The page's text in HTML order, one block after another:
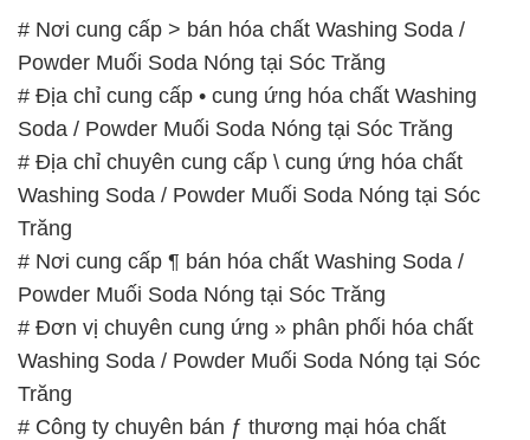
# Nơi cung cấp > bán hóa chất Washing Soda /
Powder Muối Soda Nóng tại Sóc Trăng
# Địa chỉ cung cấp • cung ứng hóa chất Washing
Soda / Powder Muối Soda Nóng tại Sóc Trăng
# Địa chỉ chuyên cung cấp \ cung ứng hóa chất
Washing Soda / Powder Muối Soda Nóng tại Sóc
Trăng
# Nơi cung cấp ¶ bán hóa chất Washing Soda /
Powder Muối Soda Nóng tại Sóc Trăng
# Đơn vị chuyên cung ứng » phân phối hóa chất
Washing Soda / Powder Muối Soda Nóng tại Sóc
Trăng
# Công ty chuyên bán ƒ thương mại hóa chất